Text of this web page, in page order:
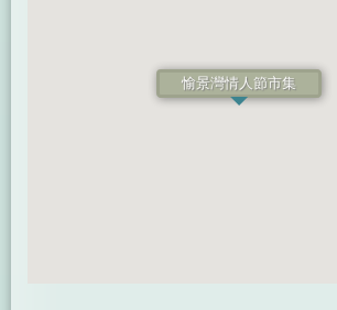
愉景灣情人節市集